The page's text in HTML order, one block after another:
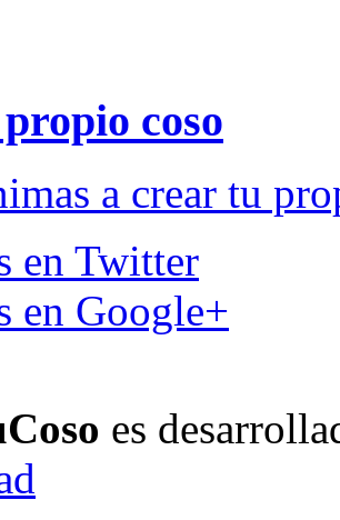
coso
a crear tu
en Twitter
en Google+
es